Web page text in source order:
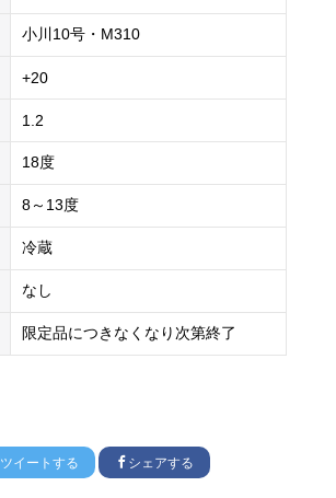
小川10号・M310
+20
1.2
18度
8～13度
冷蔵
なし
限定品につきなくなり次第終了
ツイートする シェアする